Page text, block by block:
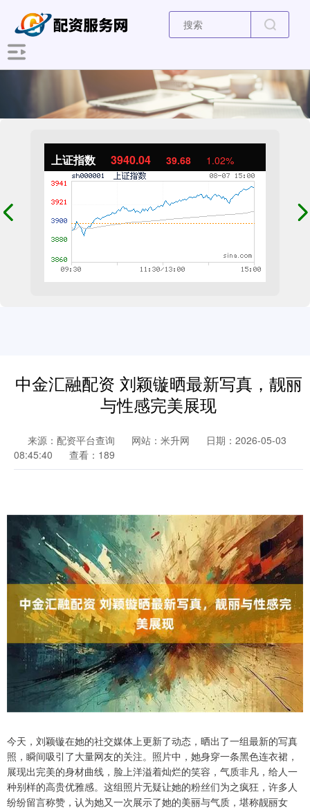
上证指数 3940.04 39.68 1.02%
中金汇融配资 刘颖镟晒最新写真，靓丽
与性感完美展现
来源：配资平台查询 网站：米升网
日期：2026-05-03
08:45:40
查看：189
今天，刘颖镟在她的社交媒体上更新了动态，晒出了一组最新的写真
照，瞬间吸引了大量网友的关注。照片中，她身穿一条黑色连衣裙，
展现出完美的身材曲线，脸上洋溢着灿烂的笑容，气质非凡，给人一
种别样的高贵优雅感。这组照片无疑让她的粉丝们为之疯狂，许多人
纷纷留言称赞，认为她又一次展示了她的美丽与气质，堪称靓丽女